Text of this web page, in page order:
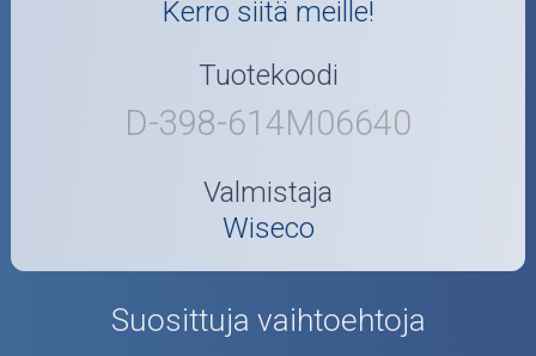
Kerro siitä meille!
Tuotekoodi
D-398-614M06640
Valmistaja
Wiseco
Suosittuja vaihtoehtoja